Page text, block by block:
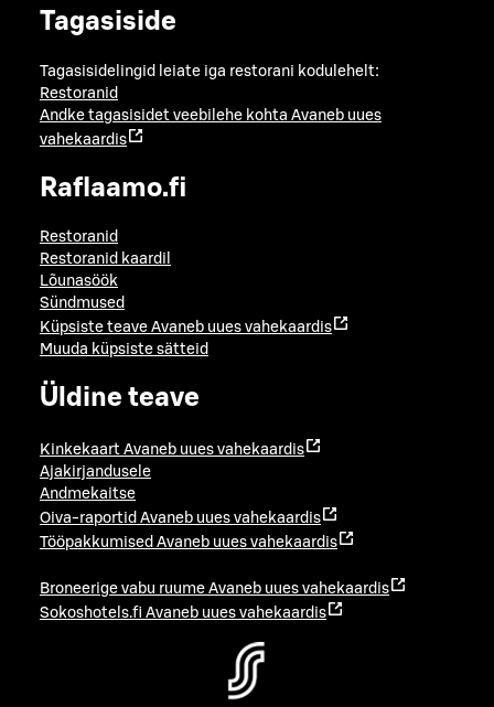
Tagasiside
Tagasisidelingid leiate iga restorani kodulehelt:
Restoranid
Andke tagasisidet veebilehe kohta Avaneb uues
vahekaardis
Raflaamo.fi
Restoranid
Restoranid kaardil
Lõunasöök
Sündmused
Küpsiste teave Avaneb uues vahekaardis
Muuda küpsiste sätteid
Üldine teave
Kinkekaart Avaneb uues vahekaardis
Ajakirjandusele
Andmekaitse
Oiva-raportid Avaneb uues vahekaardis
Tööpakkumised Avaneb uues vahekaardis
Broneerige vabu ruume Avaneb uues vahekaardis
Sokoshotels.fi Avaneb uues vahekaardis